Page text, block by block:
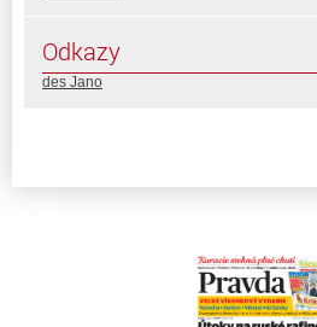
Odkazy
des Jano